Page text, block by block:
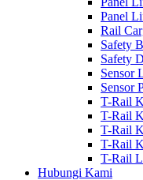
Panel
Rail
Safety
Safety
Sensor
Sensor
T-Rail
T-Rail
T-Rail
T-Rail
T-Rail
Hubungi Kami